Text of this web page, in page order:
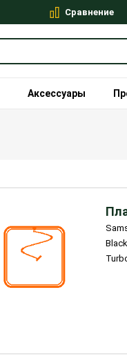
Сравнение
Аксессуары